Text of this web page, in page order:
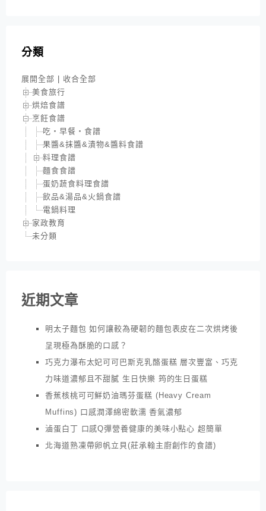
分類
展開全部
收合全部
美食旅行
烘焙食譜
烹飪食譜
吃‧早餐‧食譜
果醬&抹醬&漬物&醬料食譜
料理食譜
麵食食譜
蛋奶蔬食料理食譜
飲品&湯品&火鍋食譜
電鍋料理
家政教育
未分類
近期文章
明太子麵包 如何讓較為硬韌的麵包表皮在二次烘烤後
呈現極為酥脆的口感？
巧克力瀑布太妃可可巴斯克乳酪蛋糕 層次豐富、巧克
力味道濃郁且不甜膩 生日快樂 筠的生日蛋糕
香蕉核桃可可鮮奶油瑪芬蛋糕 (Heavy Cream
Muffins) 口感潤澤綿密軟濡 香氣濃郁
滷蛋白丁 口感Q彈營養健康的美味小點心 超簡單
北海道熟凍帶卵帆立貝(莊承翰主廚創作的食譜)